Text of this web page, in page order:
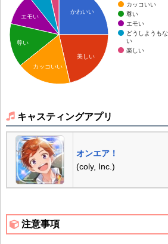
カッコいい
尊い
エモい
どうしようもな
い
楽しい
かわいい
美しい
エモい
尊い
カッコいい
キャスティングアプリ
オンエア！
(coly, Inc.)
注意事項